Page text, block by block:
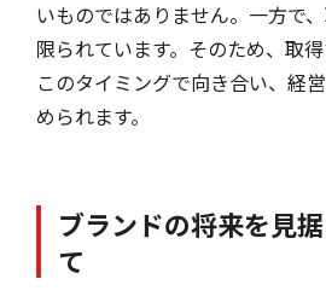
いものではありません。一方で
限られています。そのため、取
このタイミングで向き合い、経
められます。
ブランドの将来を見
て